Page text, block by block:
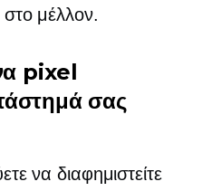
στο μέλλον.
pixel
σας
να διαφημιστείτε